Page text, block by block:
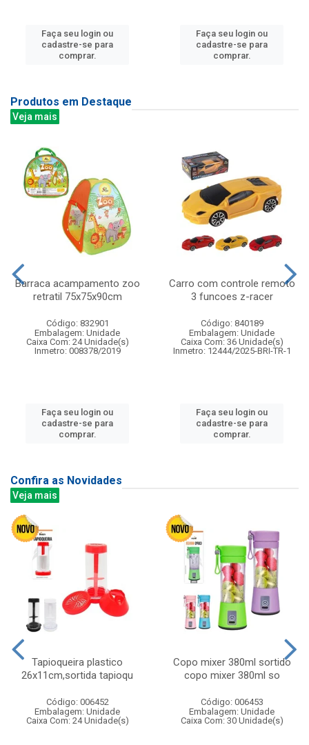
Faça seu login ou
cadastre-se para
comprar.
Faça seu login ou
cadastre-se para
comprar.
Produtos em Destaque
Veja mais
Barraca acampamento zoo
retratil 75x75x90cm
Código: 832901
Embalagem: Unidade
Caixa Com: 24 Unidade(s)
Inmetro: 008378/2019
Faça seu login ou
cadastre-se para
comprar.
Carro com controle remoto
3 funcoes z-racer
Código: 840189
Embalagem: Unidade
Caixa Com: 36 Unidade(s)
Inmetro: 12444/2025-BRI-TR-1
Faça seu login ou
cadastre-se para
comprar.
Confira as Novidades
Veja mais
Tapioqueira plastico
26x11cm,sortida tapioqu
Código: 006452
Embalagem: Unidade
Caixa Com: 24 Unidade(s)
Copo mixer 380ml sortido
copo mixer 380ml so
Código: 006453
Embalagem: Unidade
Caixa Com: 30 Unidade(s)